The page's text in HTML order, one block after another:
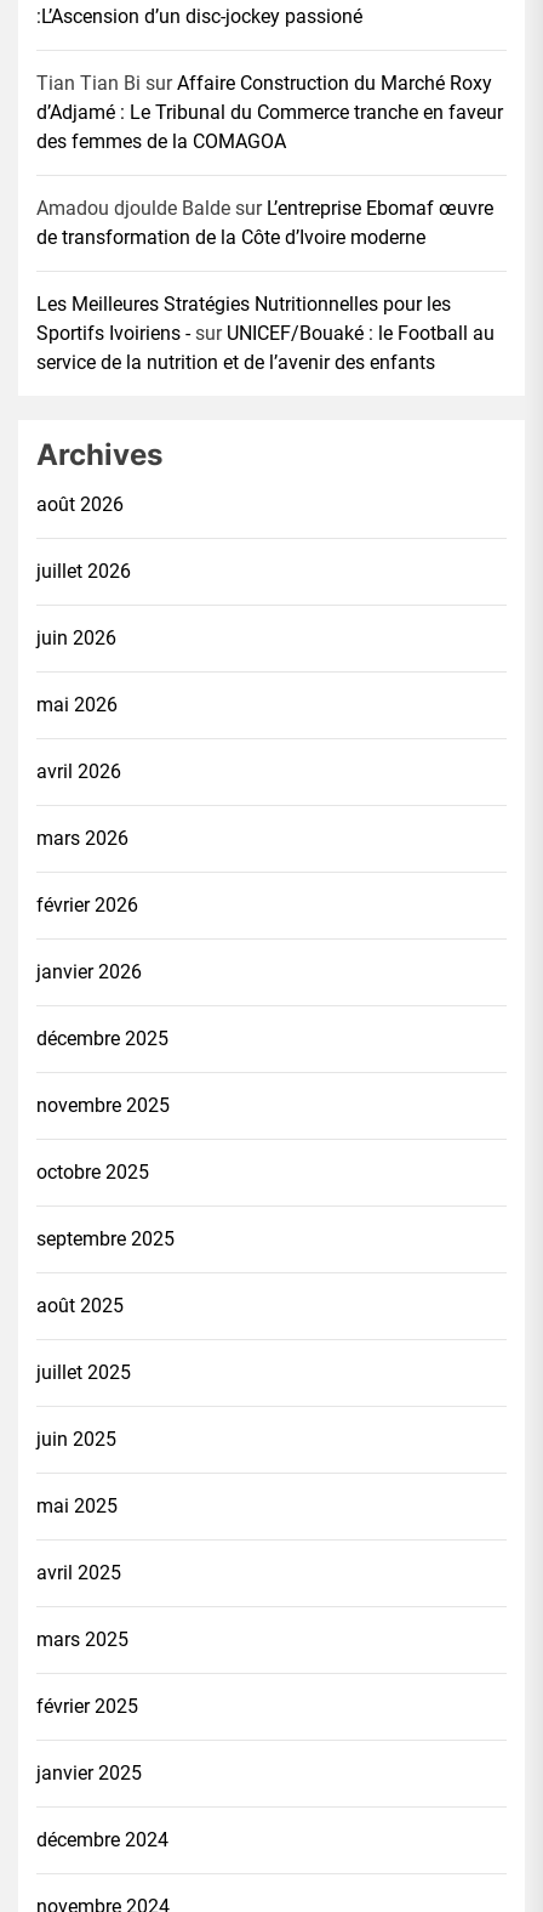
:L’Ascension d’un disc-jockey passioné
Tian Tian Bi surAffaire Construction du Marché Roxy
d’Adjamé : Le Tribunal du Commerce tranche en faveur
des femmes de la COMAGOA
Amadou djoulde Balde sur L’entreprise Ebomaf œuvre
de transformation de la Côte d’Ivoire moderne
Les Meilleures Stratégies Nutritionnelles pour les
Sportifs Ivoiriens -sur UNICEF/Bouaké : le Football au
service de la nutrition et de l’avenir des enfants
Archives
août 2026
juillet 2026
juin 2026
mai 2026
avril 2026
mars 2026
février 2026
janvier 2026
décembre 2025
novembre 2025
octobre 2025
septembre 2025
août 2025
juillet 2025
juin 2025
mai 2025
avril 2025
mars 2025
février 2025
janvier 2025
décembre 2024
novembre 2024